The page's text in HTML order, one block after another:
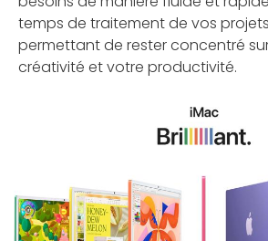
temps de traitement de vos
permettant de rester concentré
créativité et votre productivité.